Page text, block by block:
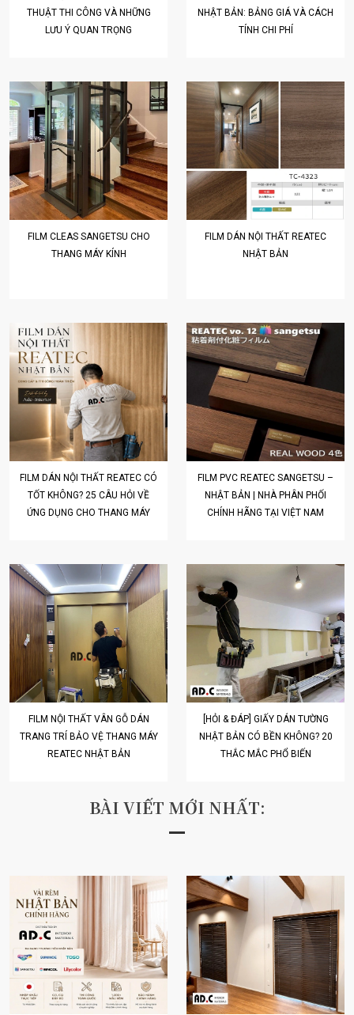
THUẬT THI CÔNG VÀ NHỮNG
LƯU Ý QUAN TRỌNG
NHẬT BẢN: BẢNG GIÁ VÀ CÁCH
TÍNH CHI PHÍ
FILM CLEAS SANGETSU CHO
THANG MÁY KÍNH
FILM DÁN NỘI THẤT REATEC
NHẬT BẢN
FILM DÁN NỘI THẤT REATEC CÓ
TỐT KHÔNG? 25 CÂU HỎI VỀ
ỨNG DỤNG CHO THANG MÁY
FILM PVC REATEC SANGETSU –
NHẬT BẢN | NHÀ PHÂN PHỐI
CHÍNH HÃNG TẠI VIỆT NAM
FILM NỘI THẤT VÂN GỖ DÁN
TRANG TRÍ BẢO VỆ THANG MÁY
REATEC NHẬT BẢN
[HỎI & ĐÁP] GIẤY DÁN TƯỜNG
NHẬT BẢN CÓ BỀN KHÔNG? 20
THẮC MẮC PHỔ BIẾN
BÀI VIẾT MỚI NHẤT: